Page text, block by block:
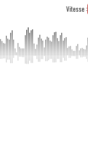
Vitesse :